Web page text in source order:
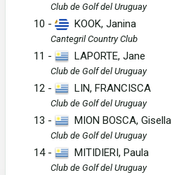
Club de Golf del Uruguay
10 - KOOK, Janina
Cantegril Country Club
11 - LAPORTE, Jane
Club de Golf del Uruguay
12 - LIN, FRANCISCA
Club de Golf del Uruguay
13 - MION BOSCA, Gisella
Club de Golf del Uruguay
14 - MITIDIERI, Paula
Club de Golf del Uruguay